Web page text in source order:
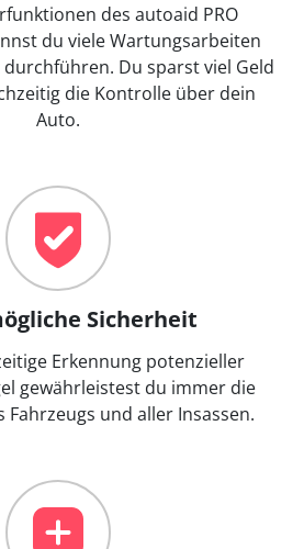
des autoaid PRO
du viele Wartungsarbeiten
Du sparst viel Geld
die Kontrolle über dein
Auto.
Sicherheit
Erkennung potenzieller
gewährleistest du immer die
Fahrzeugs und aller Insassen.